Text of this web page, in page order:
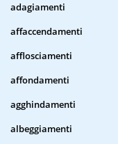
adagiamenti
affaccendamenti
afflosciamenti
affondamenti
agghindamenti
albeggiamenti